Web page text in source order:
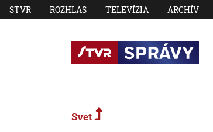
STVR ROZHLAS TELEVÍZIA ARCHÍV
Svet